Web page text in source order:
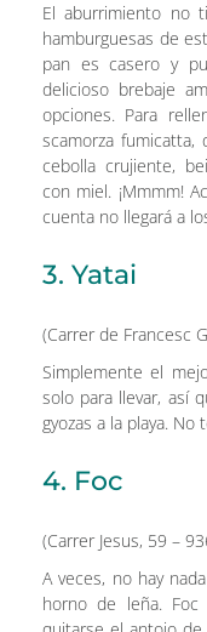
El aburrimiento no
hamburguesas de
pan es casero y
delicioso brebaje
opciones. Para
scamorza fumicatta,
cebolla crujiente,
con miel. ¡Mmmm!
cuenta no llegará a
3. Yatai
(Carrer de Francesc
Simplemente el
solo para llevar, así
gyozas a la playa. No
4. Foc
(Carrer Jesus, 59 –
A veces, no hay
horno de leña.